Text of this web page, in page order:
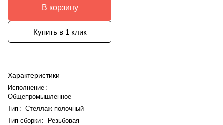
В корзину
Купить в 1 клик
Характеристики
Исполнение :
Общепромышленное
Тип : Стеллаж полочный
Тип сборки:
Резьбовая